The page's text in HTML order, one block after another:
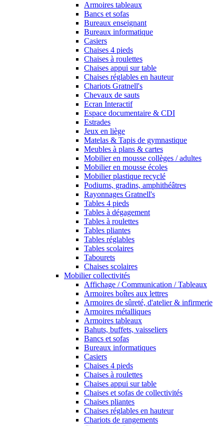
Armoires tableaux
Bancs et sofas
Bureaux enseignant
Bureaux informatique
Casiers
Chaises 4 pieds
Chaises à roulettes
Chaises appui sur table
Chaises réglables en hauteur
Chariots Gratnell's
Chevaux de sauts
Ecran Interactif
Espace documentaire & CDI
Estrades
Jeux en liège
Matelas & Tapis de gymnastique
Meubles à plans & cartes
Mobilier en mousse collèges / adultes
Mobilier en mousse écoles
Mobilier plastique recyclé
Podiums, gradins, amphithéâtres
Rayonnages Gratnell's
Tables 4 pieds
Tables à dégagement
Tables à roulettes
Tables pliantes
Tables réglables
Tables scolaires
Tabourets
Chaises scolaires
Mobilier collectivités
Affichage / Communication / Tableaux
Armoires boîtes aux lettres
Armoires de sûreté, d'atelier & infirmerie
Armoires métalliques
Armoires tableaux
Bahuts, buffets, vaisseliers
Bancs et sofas
Bureaux informatiques
Casiers
Chaises 4 pieds
Chaises à roulettes
Chaises appui sur table
Chaises et sofas de collectivités
Chaises pliantes
Chaises réglables en hauteur
Chariots de rangements